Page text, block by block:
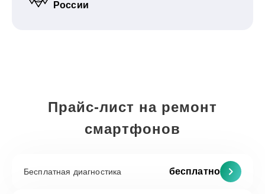
России
Прайс-лист на ремонт
смартфонов
Бесплатная диагностика бесплатно